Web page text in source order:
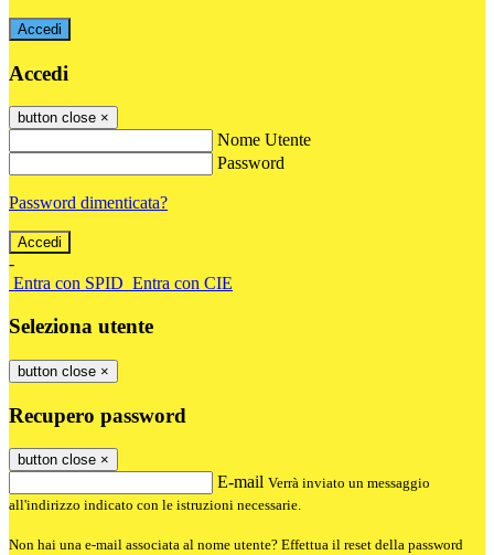
Accedi
Accedi
button close ×
Nome Utente
Password
Password dimenticata?
-
Entra con SPID Entra con CIE
Seleziona utente
button close ×
Recupero password
button close ×
E-mail Verrà inviato un messaggio
all'indirizzo indicato con le istruzioni necessarie.
Non hai una e-mail associata al nome utente? Effettua il reset della password